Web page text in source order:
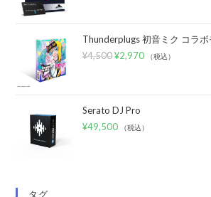
Thunderplugs 初音ミク コラ
¥4,500 ¥2,970 （税込）
Serato DJ Pro
¥49,500 （税込）
タグ